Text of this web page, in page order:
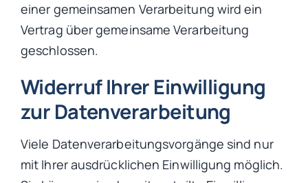
einer gemeinsamen Verarbeitung wird ein
Vertrag über gemeinsame Verarbeitung
geschlossen.
Widerruf Ihrer Einwilligung
zur Datenverarbeitung
Viele Datenverarbeitungsvorgänge sind nur
mit Ihrer ausdrücklichen Einwilligung möglich.